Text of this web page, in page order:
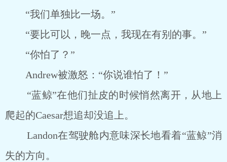
“我们单独比一场。”
“要比可以，晚一点，我现在有别的事。”
“你怕了？”
Andrew被激怒：“你说谁怕了！”
“蓝鲸”在他们扯皮的时候悄然离开，从地上
爬起的Caesar想追却没追上。
Landon在驾驶舱内意味深长地看着“蓝鲸”消
失的方向。